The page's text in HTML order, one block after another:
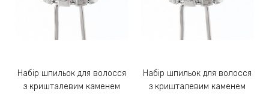
Набір шпильок для волосся
з кришталевим каменем
Набір шпильок для волосся
з кришталевим каменем